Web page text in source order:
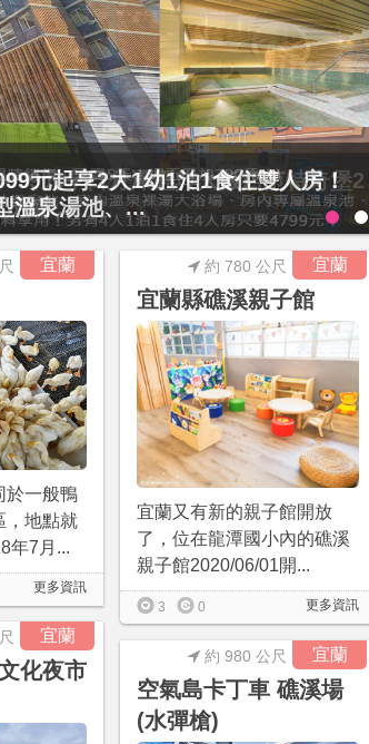
元起享2大1幼1泊1食住雙人房！
溫泉湯池、...
宜蘭
於一般鴨
，地點就
年7月...
更多資訊
宜蘭
宜蘭縣礁溪親子館
約 780 公尺
宜蘭又有新的親子館開放
了，位在龍潭國小內的礁溪
親子館2020/06/01開...
更多資訊
3 0
宜蘭
化夜市
宜蘭
空氣島卡丁車 礁溪場
(水彈槍)
約 980 公尺